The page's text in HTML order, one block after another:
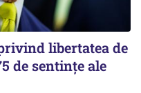
libertatea de
de sentințe ale